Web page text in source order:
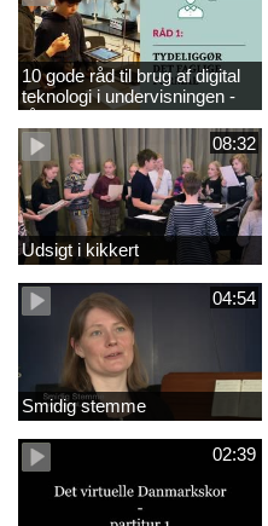
10 gode råd til brug af digital
teknologi i undervisningen -
råd 1
08:32
Udsigt i kikkert
04:54
Smidig stemme
02:39